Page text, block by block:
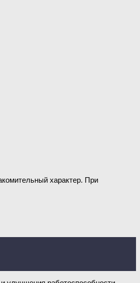
характер. При